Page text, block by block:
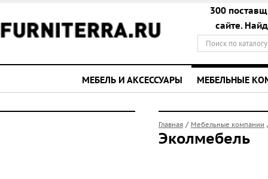
300
сайте.
МЕБЕЛЬ И АКСЕССУАРЫ МЕБЕЛЬНЫЕ
Главная / Мебельные компании
Эколмебель